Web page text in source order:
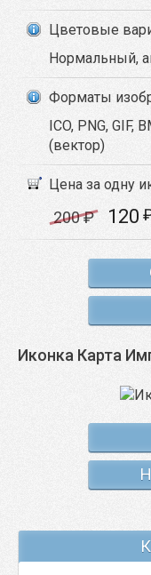
Цветовые
Нормальный,
Форматы
ICO, PNG, GIF,
(вектор)
Цена за одну
200₽ 120
Иконка Карта